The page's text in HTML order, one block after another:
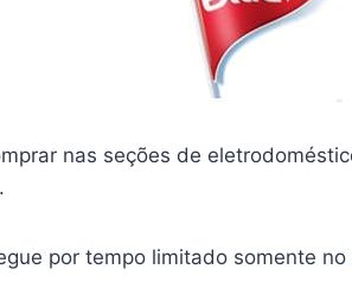
nas seções de
por tempo limitado somente no